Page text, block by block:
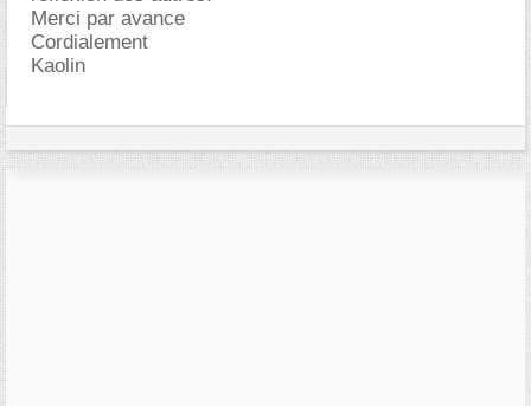
Merci par avance
Cordialement
Kaolin